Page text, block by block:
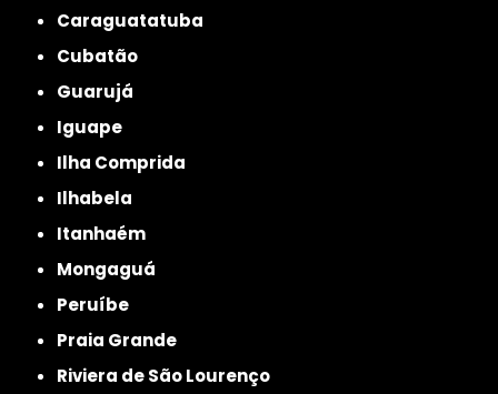
Caraguatatuba
Cubatão
Guarujá
Iguape
Ilha Comprida
Ilhabela
Itanhaém
Mongaguá
Peruíbe
Praia Grande
Riviera de São Lourenço